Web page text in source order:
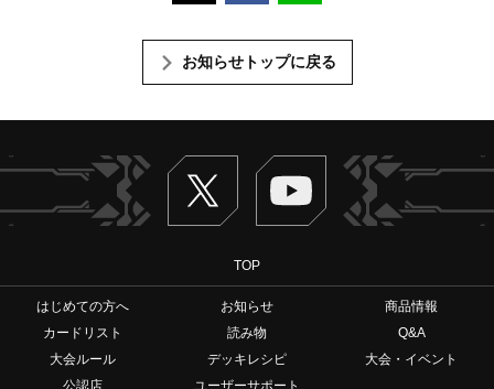
お知らせトップに戻る
Twitter ヴァンガードch
TOP
はじめての方へ お知らせ
商品情報
カードリスト
読み物
Q&A
大会ルール
デッキレシピ
大会・イベント